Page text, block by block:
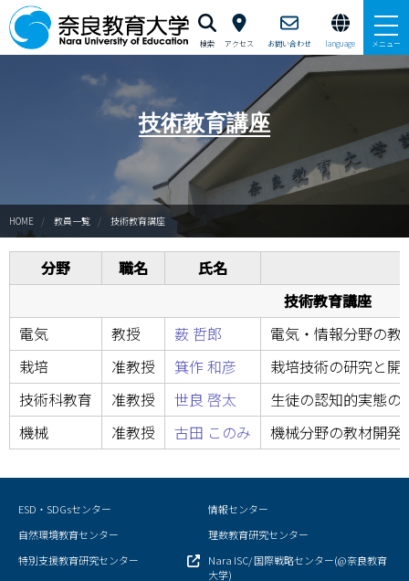
検索 アクセス お問い合わせ language メニュー
本学で学びたい方へ
在学生の方へ
卒業生・修了生の方、現職教員の方へ
自治体・企業の方へ
一般・地域の方へ
教職員の方へ
大学紹介
入試情報
学部・大学院
教育・学生生活
技術教育講座
HOME 教員一覧 技術教育講座
分野 職名
氏名
技術教育講座
電気
教授 薮 哲郎
電気・情報分野の教
栽培
准教授 箕作 和彦
栽培技術の研究と開
技術科教育
准教授 世良 啓太
生徒の認知的実態
機械
准教授 古田 このみ 機械分野の教材開発
ESD・SDGsセンター
情報センター
自然環境教育センター
理数教育研究センター
特別支援教育研究センター
Nara ISC/ 国際戦略センター(@奈良教育
大学)